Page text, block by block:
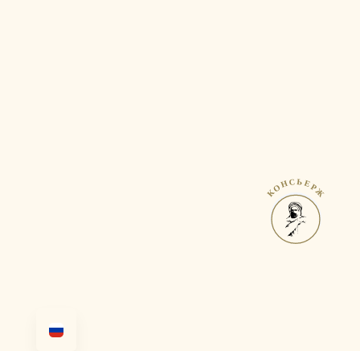
КОНСЬЕРЖ